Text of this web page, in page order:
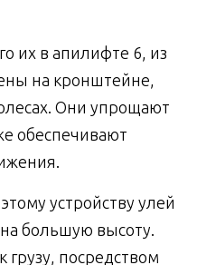
их в апилифте 6, из
на кронштейне,
Они упрощают
обеспечивают
устройству улей
большую высоту.
грузу, посредством